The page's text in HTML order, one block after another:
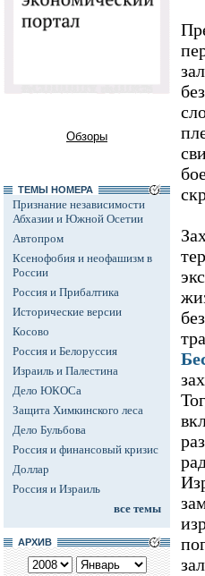
Обзоры
ТЕМЫ НОМЕРА
Признание независимости
Абхазии и Южной Осетии
Автопром
Ксенофобия и неофашизм в
России
Россия и Прибалтика
Исторические версии
Косово
Россия и Белоруссия
Израиль и Палестина
Дело ЮКОСа
Защита Химкинского леса
Дело Бульбова
Россия и финансовый кризис
Доллар
Россия и Израиль
все темы
АРХИВ